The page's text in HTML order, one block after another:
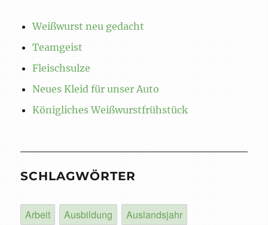
Weißwurst neu gedacht
Teamgeist
Fleischsulze
Neues Kleid für unser Auto
Königliches Weißwurstfrühstück
SCHLAGWÖRTER
Arbeit Ausbildung Auslandsjahr